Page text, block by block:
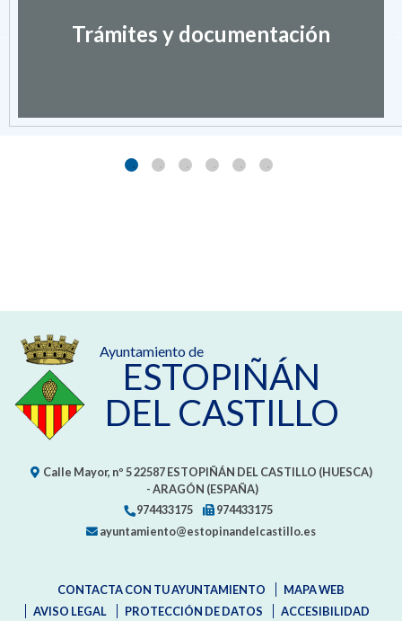
Trámites y documentación
Ayuntamiento de
ESTOPIÑÁN
DEL CASTILLO
Calle Mayor, nº 522587 ESTOPIÑÁN DEL CASTILLO (HUESCA)
- ARAGÓN (ESPAÑA)
974433175
974433175
ayuntamiento@estopinandelcastillo.es
CONTACTA CON TU AYUNTAMIENTO
MAPA WEB
AVISO LEGAL
PROTECCIÓN DE DATOS ACCESIBILIDAD